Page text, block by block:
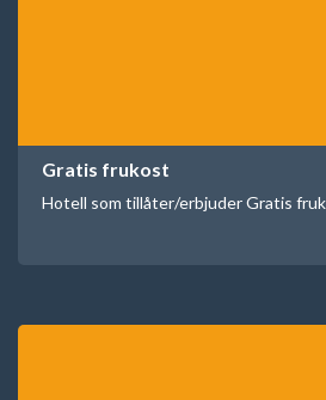
Gratis frukost
Hotell som tillåter/erbjuder Gratis